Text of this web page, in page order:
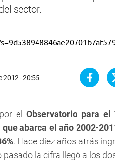
sector.
2012 - 20:55
el Observatorio para el
abarca el año 2002-
. Hace diez años atrás
la cifra llegó a los